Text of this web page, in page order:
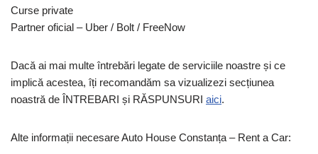
Curse private
Partner oficial – Uber / Bolt / FreeNow
Dacă ai mai multe întrebări legate de serviciile noastre și ce
implică acestea, îți recomandăm sa vizualizezi secțiunea
noastră de ÎNTREBARI și RĂSPUNSURI aici.
Alte informații necesare Auto House Constanța – Rent a Car: